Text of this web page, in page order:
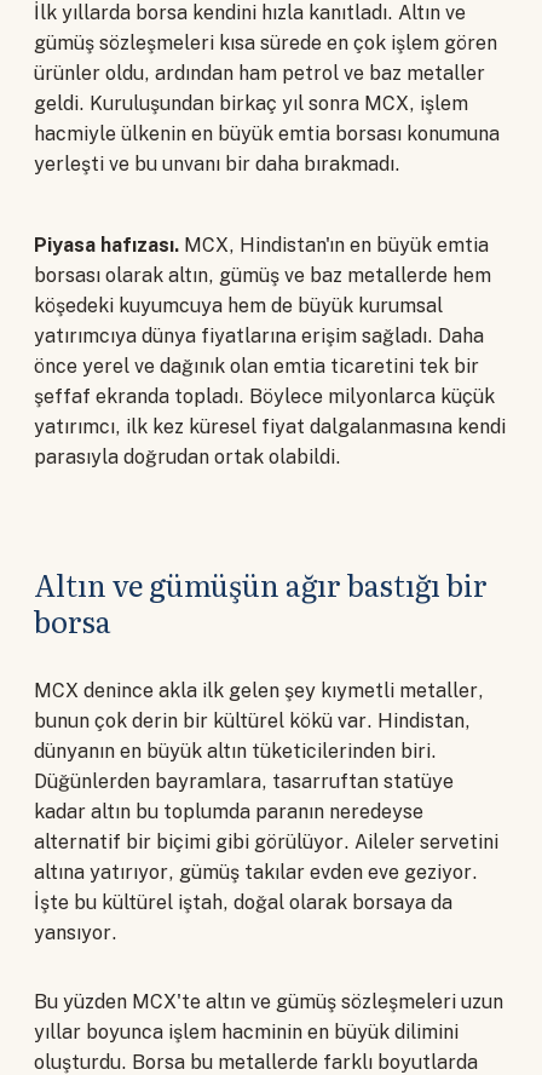
İlk yıllarda borsa kendini hızla kanıtladı. Altın ve
gümüş sözleşmeleri kısa sürede en çok işlem gören
ürünler oldu, ardından ham petrol ve baz metaller
geldi. Kuruluşundan birkaç yıl sonra MCX, işlem
hacmiyle ülkenin en büyük emtia borsası konumuna
yerleşti ve bu unvanı bir daha bırakmadı.
Piyasa hafızası. MCX, Hindistan'ın en büyük emtia
borsası olarak altın, gümüş ve baz metallerde hem
köşedeki kuyumcuya hem de büyük kurumsal
yatırımcıya dünya fiyatlarına erişim sağladı. Daha
önce yerel ve dağınık olan emtia ticaretini tek bir
şeffaf ekranda topladı. Böylece milyonlarca küçük
yatırımcı, ilk kez küresel fiyat dalgalanmasına kendi
parasıyla doğrudan ortak olabildi.
Altın ve gümüşün ağır bastığı bir
borsa
MCX denince akla ilk gelen şey kıymetli metaller,
bunun çok derin bir kültürel kökü var. Hindistan,
dünyanın en büyük altın tüketicilerinden biri.
Düğünlerden bayramlara, tasarruftan statüye
kadar altın bu toplumda paranın neredeyse
alternatif bir biçimi gibi görülüyor. Aileler servetini
altına yatırıyor, gümüş takılar evden eve geziyor.
İşte bu kültürel iştah, doğal olarak borsaya da
yansıyor.
Bu yüzden MCX'te altın ve gümüş sözleşmeleri uzun
yıllar boyunca işlem hacminin en büyük dilimini
oluşturdu. Borsa bu metallerde farklı boyutlarda